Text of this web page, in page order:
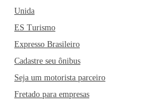
Unida
ES Turismo
Expresso Brasileiro
Cadastre seu ônibus
Seja um motorista parceiro
Fretado para empresas